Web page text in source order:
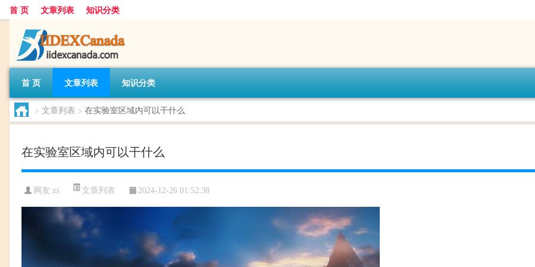
首 页 文章列表 知识分类
首 页 文章列表 知识分类
> 文章列表 > 在实验室区域内可以干什么
在实验室区域内可以干什么
网友:zs 文章列表 2024-12-26 01:52:38